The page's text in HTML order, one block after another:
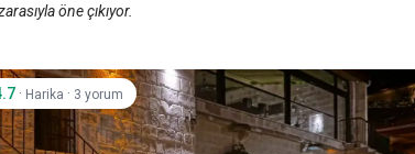
öne çıkıyor.
· Harika · 3 yorum